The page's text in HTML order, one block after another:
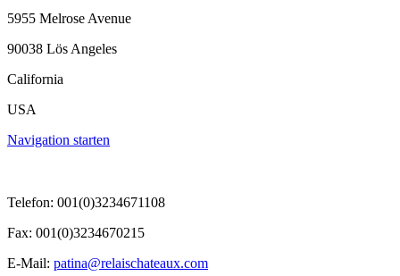
5955 Melrose Avenue
90038 Lös Angeles
California
USA
Navigation starten
Telefon: 001(0)3234671108
Fax: 001(0)3234670215
E-Mail: patina@relaischateaux.com